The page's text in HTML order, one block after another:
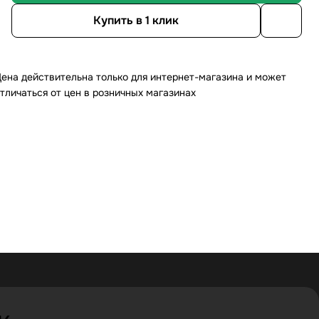
Купить в 1 клик
действительна только для интернет-магазина и может
от цен в розничных магазинах